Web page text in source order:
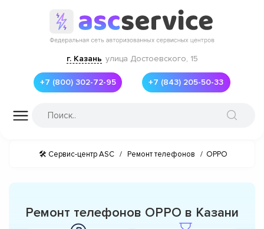
г. Казань улица Достоевского, 15
+7 (800) 302-72-95 +7 (843) 205-50-33
🛠 Сервис-центр ASC / Ремонт телефонов / OPPO
Ремонт телефонов OPPO в Казани